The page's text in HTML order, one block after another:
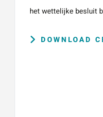
het wettelijke besluit
DOWNLOAD